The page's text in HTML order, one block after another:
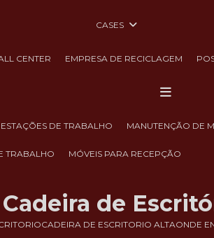
CASES
CENTER EMPRESA DE RECICLAGEM
ESTAÇÕES DE TRABALHO MANUTENÇÃO DE
TRABALHO MÓVEIS PARA RECEPÇÃO
CADEIRA DE ESCRITORIO ALTAONDE
de